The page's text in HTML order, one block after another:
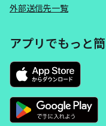
外部送信先一覧
アプリでもっと